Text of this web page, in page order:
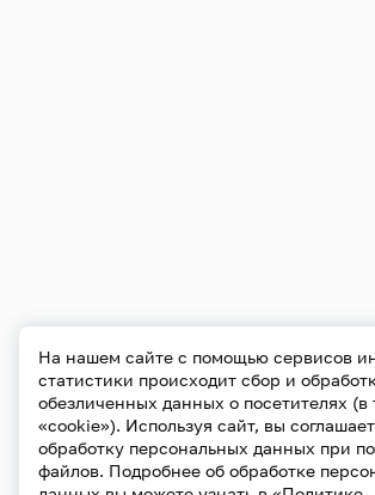
На нашем сайте с помощью сервисов
статистики происходит сбор и
обезличенных данных о посетителях (в
«cookie»). Используя сайт, вы
обработку персональных данных при
файлов. Подробнее об обработке